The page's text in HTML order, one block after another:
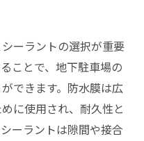
ーラントの選択が重要
ことで、地下駐車場の
できます。防水膜は広
に使用され、耐久性と
ーラントは隙間や接合